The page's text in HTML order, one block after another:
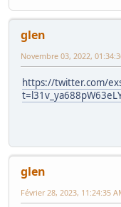
glen
Novembre 03, 2022,
https://twitter.com/
glen
Février 28, 2023, 11:24:35